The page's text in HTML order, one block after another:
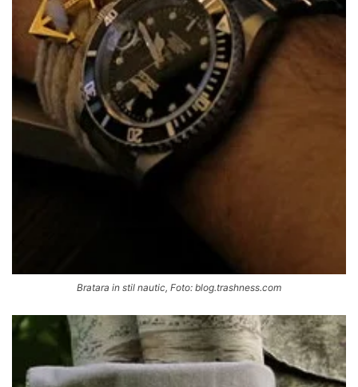
Bratara in stil nautic, Foto: blog.trashness.com